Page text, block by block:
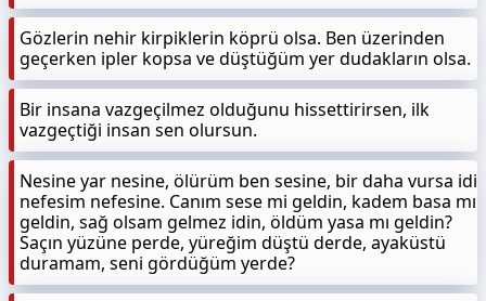
Gözlerin nehir kirpiklerin köprü olsa. Ben üzerinden
geçerken ipler kopsa ve düştüğüm yer dudakların olsa.
Bir insana vazgeçilmez olduğunu hissettirirsen, ilk
vazgeçtiği insan sen olursun.
Nesine yar nesine, ölürüm ben sesine, bir daha vursa idi
nefesim nefesine. Canım sese mi geldin, kadem basa mı
geldin, sağ olsam gelmez idin, öldüm yasa mı geldin?
Saçın yüzüne perde, yüreğim düştü derde, ayaküstü
duramam, seni gördüğüm yerde?